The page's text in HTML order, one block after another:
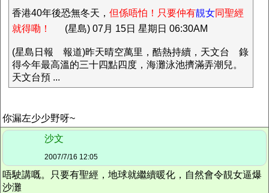
香港40年後恐無冬天， 但係唔怕！只要仲有靚女同聖經
就得嘞！
(星島) 07月 15日 星期日 06:30AM
(星島日報 報道)昨天晴空萬里，酷熱持續，天文台 錄
得今年最高溫的三十四點四度，海灘泳池擠滿弄潮兒。
天文台預 ...
你漏左少少野呀~
沙文
2007/7/16 12:05
唔駛講嘅。只要有聖經，地球就繼續暖化，自然會令靚女逼爆
沙灘